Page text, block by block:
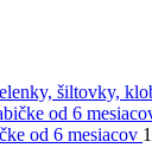
šiltovky,
od 6 mesiacov